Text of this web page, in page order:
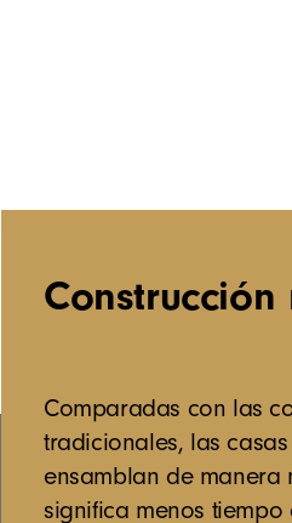
Comparadas con las
tradicionales, las
ensamblan de manera
significa menos